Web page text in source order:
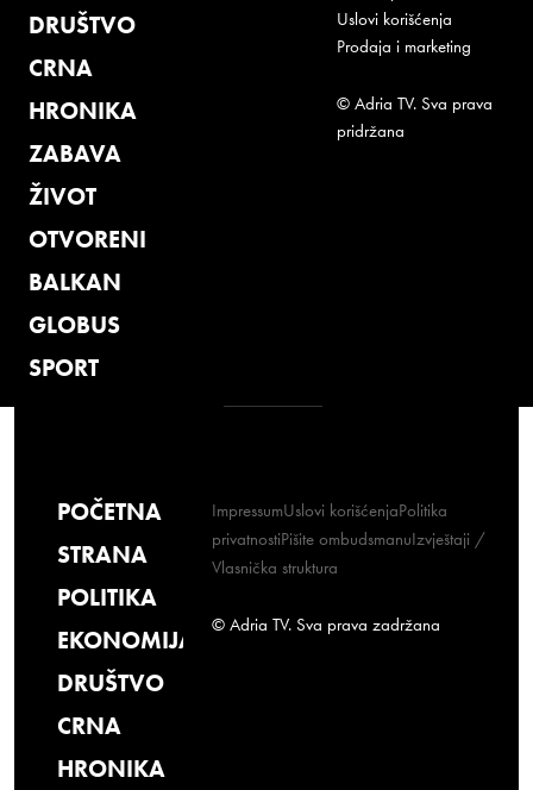
DRUŠTVO
CRNA
HRONIKA
ZABAVA
ŽIVOT
OTVORENI
BALKAN
GLOBUS
SPORT
Uslovi korišćenja
Prodaja i marketing
© Adria TV. Sva prava
pridržana
POČETNA
STRANA
POLITIKA
EKONOMIJA
DRUŠTVO
CRNA
HRONIKA
ImpressumUslovi korišćenjaPolitika
privatnostiPišite ombudsmanuIzvještaji /
Vlasnička struktura
© Adria TV. Sva prava zadržana